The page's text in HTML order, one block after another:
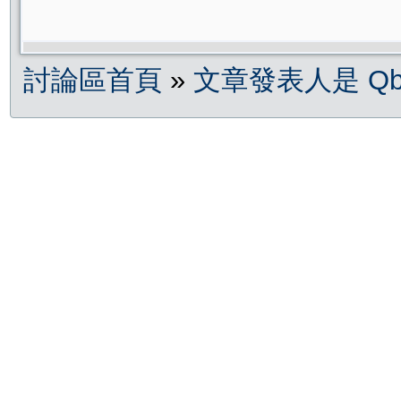
討論區首頁 » 文章發表人是